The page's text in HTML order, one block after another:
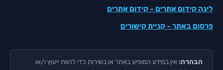
ליגה קידום אתרים - קידום אתרים
פרסום באתר - קניית קישורים
הבהרה: אין במידע המופיע באתר או בשירות כדי להוות ייעוץ ו/או